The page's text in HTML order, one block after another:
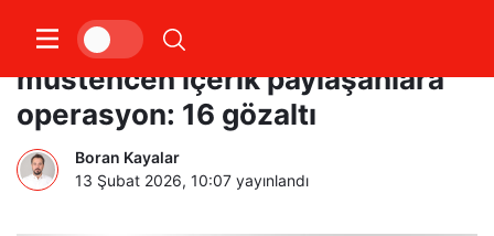
Sosyal medya platformunundan
müstehcen içerik paylaşanlara
operasyon: 16 gözaltı
Boran Kayalar
13 Şubat 2026, 10:07 yayınlandı